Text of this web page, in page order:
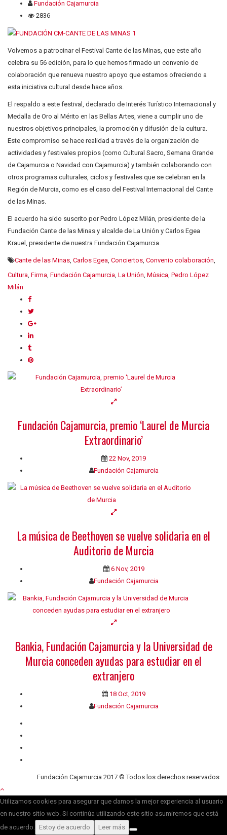
Fundación Cajamurcia
2836
Volvemos a patrocinar el Festival Cante de las Minas, que este año
celebra su 56 edición, para lo que hemos firmado un convenio de
colaboración que renueva nuestro apoyo que estamos ofreciendo a
esta iniciativa cultural desde hace años.
El respaldo a este festival, declarado de Interés Turístico Internacional y
Medalla de Oro al Mérito en las Bellas Artes, viene a cumplir uno de
nuestros objetivos principales, la promoción y difusión de la cultura.
Este compromiso se hace realidad a través de la organización de
actividades y festivales propios (como Cultural Sacro, Semana Grande
de Cajamurcia o Navidad con Cajamurcia) y también colaborando con
otros programas culturales, ciclos y festivales que se celebran en la
Región de Murcia, como es el caso del Festival Internacional del Cante
de las Minas.
El acuerdo ha sido suscrito por Pedro López Milán, presidente de la
Fundación Cante de las Minas y alcalde de La Unión y Carlos Egea
Krauel, presidente de nuestra Fundación Cajamurcia.
Cante de las Minas Carlos Egea Conciertos Convenio colaboración
Cultura Firma Fundación Cajamurcia La Unión Música Pedro López
Milán
Fundación Cajamurcia, premio ‘Laurel de Murcia
Extraordinario’
22 Nov, 2019
Fundación Cajamurcia
La música de Beethoven se vuelve solidaria en el
Auditorio de Murcia
6 Nov, 2019
Fundación Cajamurcia
Bankia, Fundación Cajamurcia y la Universidad de
Murcia conceden ayudas para estudiar en el
extranjero
18 Oct, 2019
Fundación Cajamurcia
Fundación Cajamurcia 2017 © Todos los derechos reservados
Utilizamos cookies para asegurar que damos la mejor experiencia al usuario
en nuestro sitio web. Si continúa utilizando este sitio asumiremos que está
de acuerdo.
Estoy de acuerdo Leer más